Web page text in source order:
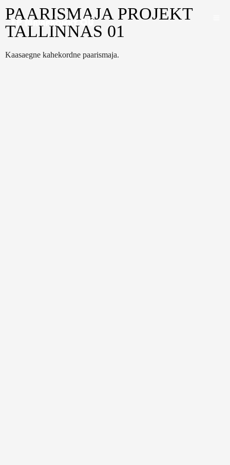
PAARISMAJA PROJEKT
TALLINNAS 01
Kaasaegne kahekordne paarismaja.